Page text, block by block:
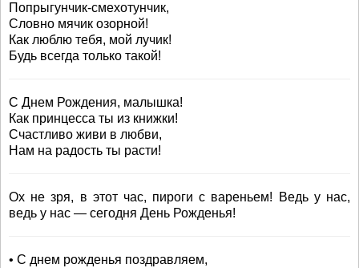
Попрыгунчик-смехотунчик,
Словно мячик озорной!
Как люблю тебя, мой лучик!
Будь всегда только такой!
С Днем Рождения, малышка!
Как принцесса ты из книжки!
Счастливо живи в любви,
Нам на радость ты расти!
Ох не зря, в этот час, пироги с вареньем! Ведь у нас,
ведь у нас — сегодня День Рожденья!
• С днем рожденья поздравляем,